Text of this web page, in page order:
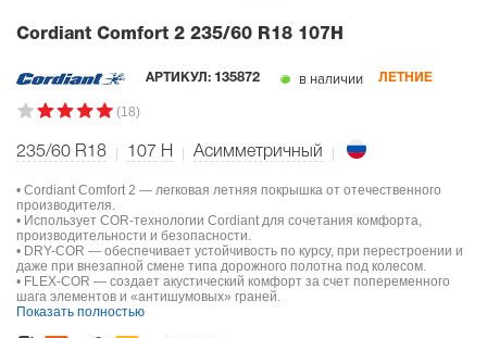
Cordiant Comfort 2 235/60 R18 107H
АРТИКУЛ: 135872 в наличии ЛЕТНИЕ
(18)
235/60 R18 107 H Асимметричный
• Cordiant Comfort 2 — легковая летняя покрышка от отечественного
производителя.
• Использует COR-технологии Cordiant для сочетания комфорта,
производительности и безопасности.
• DRY-COR — обеспечивает устойчивость по курсу, при перестроении и
даже при внезапной смене типа дорожного полотна под колесом.
• FLEX-COR — создает акустический комфорт за счет попеременного
шага элементов и «антишумовых» граней.
Показать полностью